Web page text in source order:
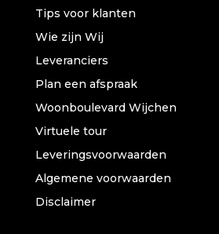
Tips voor klanten
Wie zijn Wij
Leveranciers
Plan een afspraak
Woonboulevard Wijchen
Virtuele tour
Leveringsvoorwaarden
Algemene voorwaarden
Disclaimer